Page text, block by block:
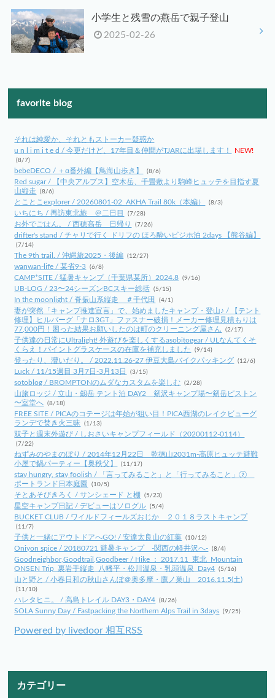
小学生と残雪の燕岳で親子登山
2025-02-26
favorite blog
それは純愛か、それともストーカー疑惑か
u n l i m i t e d / 今更だけど、17年目＆仲間がTJARに出場します！
NEW!
(8/7)
bebeDECO / ＋α番外編【鳥海山歩き】 (8/6)
Red sugar / 【中央アルプス】空木岳、千畳敷より駒峰ヒュッテを目指す夏
山縦走
(8/6)
とことこexplorer / 20260801-02_AKHA Trail 80k（本編） (8/3)
いちにち / 再訪東北旅 ＠二日目 (7/28)
お外でごはん。 / 西穂高岳 日帰り (7/26)
drifter's stand / チャリで行く ドリフの ほろ酔いビジホ泊 2days 【熊谷編】
(7/14)
The 9th trail. / 沖縄旅2025・後編 (12/27)
wanwan-life / 某省9-3 (6/8)
CAMP*SITE / 猛暑キャンプ（千葉県某所）2024.8 (9/16)
UB-LOG / 23〜24シーズンBCスキー総括 (5/15)
In the moonlight / 脊振山系縦走 ＃千代田 (4/1)
妻が突然「キャンプ推進宣言」で、始めましたキャンプ・登山♪ / 【テント
修理】ヒルバーグ「ナロ3GT」ファスナー破損！メーカー修理見積もりは
77,000円！困った結果お願いしたのは町のクリーニング屋さん
(2/17)
子供達の日常にUltralight! 外遊びを楽しくするasobitogear / ULなんてくそ
くらえ！パイントグラスケースの在庫を補充しました
(9/14)
登ったり、漕いだり。 / 2022.11.26-27 伊豆大島バイクパッキング (12/6)
Luck / 11/15週目 3月7日-3月13日 (3/15)
sotoblog / BROMPTONのムダなカスタムを楽しむ (2/28)
山旅ロッジ / 立山・劔岳 テント泊 DAY2 剱沢キャンプ場〜剱岳ピストン
〜室堂へ (8/18)
FREE SITE / PICAのコテージは年始が狙い目！PICA西湖のレイクビューグ
ランデで焚き火三昧
(1/13)
双子と週末外遊び / しおさいキャンプフィールド（20200112-0114）
(7/22)
ねずみのやまのぼり / 2014年12月22日 乾徳山2031m-高原ヒュッテ避難
小屋で鍋パーティー【奥秩父】
(11/17)
stay hungry, stay foolish / 「言ってみること」と「行ってみること」②
ポートランド日本庭園
(10/5)
そとあそびきろく / サンシェード と棚 (5/23)
星空キャンプ日記 / デビューはソログル (5/4)
BUCKET CLUB / ワイルドフィールズおじか ２０１８ラストキャンプ
(11/7)
子供と一緒にアウトドアへGO! / 安達太良山の紅葉 (10/12)
Oniyon spice / 20180721 避暑キャンプ -関西の軽井沢へ- (8/4)
Goodneighbor,Goodtrail,Goodbeer / Hike ： 2017.11_東北_Mountain
ONSEN Trip_裏岩手縦走_八幡平・松川温泉・乳頭温泉_Day4 (5/16)
山と野と / 小春日和の秋山さんぽ＠奥多摩・鷹ノ巣山 2016.11.5(土)
(11/10)
ハレタヒニ。 / 高島トレイル DAY3・DAY4 (8/26)
SOLA Sunny Day / Fastpacking the Northern Alps Trail in 3days (9/25)
Powered by livedoor 相互RSS
カテゴリー